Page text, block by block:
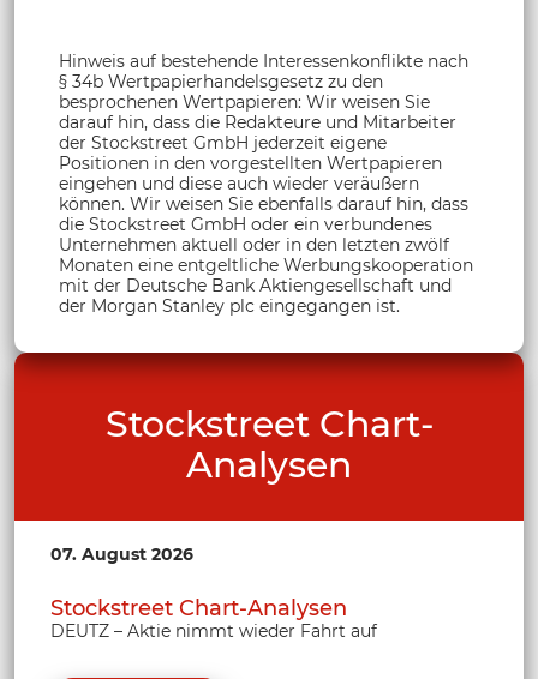
Hinweis auf bestehende Interessenkonflikte nach
§ 34b Wertpapierhandelsgesetz zu den
besprochenen Wertpapieren: Wir weisen Sie
darauf hin, dass die Redakteure und Mitarbeiter
der Stockstreet GmbH jederzeit eigene
Positionen in den vorgestellten Wertpapieren
eingehen und diese auch wieder veräußern
können. Wir weisen Sie ebenfalls darauf hin, dass
die Stockstreet GmbH oder ein verbundenes
Unternehmen aktuell oder in den letzten zwölf
Monaten eine entgeltliche Werbungskooperation
mit der Deutsche Bank Aktiengesellschaft und
der Morgan Stanley plc eingegangen ist.
Stockstreet Chart-
Analysen
07. August 2026
Stockstreet Chart-Analysen
DEUTZ – Aktie nimmt wieder Fahrt auf